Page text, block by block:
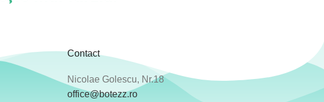
Contact
Nicolae Golescu, Nr.18
office@botezz.ro